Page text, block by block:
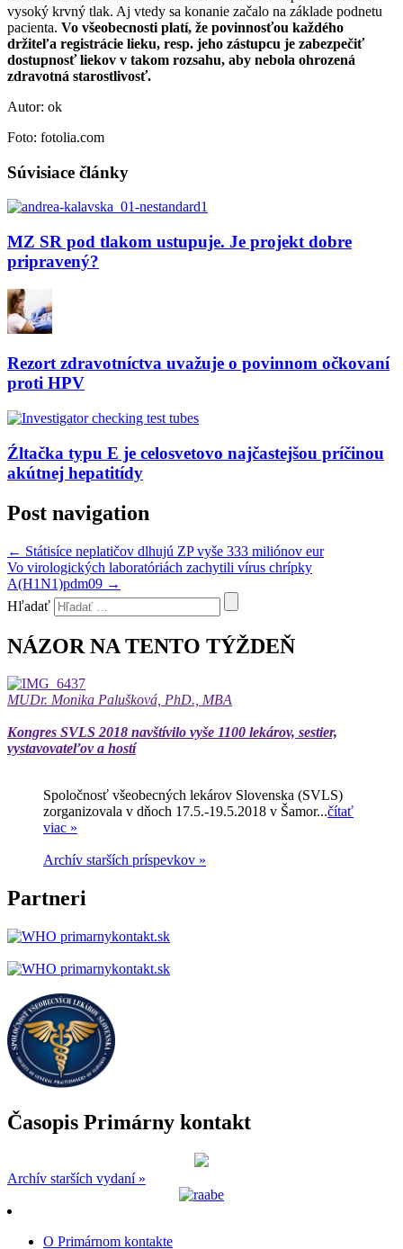
vysoký krvný tlak. Aj vtedy sa konanie začalo na základe podnetu
pacienta. Vo všeobecnosti platí, že povinnosťou každého
držiteľa registrácie lieku, resp. jeho zástupcu je zabezpečiť
dostupnosť liekov v takom rozsahu, aby nebola ohrozená
zdravotná starostlivosť.
Autor: ok
Foto: fotolia.com
Súvisiace články
MZ SR pod tlakom ustupuje. Je projekt dobre
pripravený?
Rezort zdravotníctva uvažuje o povinnom očkovaní
proti HPV
Źltačka typu E je celosvetovo najčastejšou príčinou
akútnej hepatitídy
Post navigation
← Státisíce neplatičov dlhujú ZP vyše 333 miliónov eur
Vo virologických laboratóriách zachytili vírus chrípky
A(H1N1)pdm09 →
Hľadať
NÁZOR NA TENTO TÝŽDEŇ
MUDr. Monika Palušková, PhD., MBA
Kongres SVLS 2018 navštívilo vyše 1100 lekárov, sestier,
vystavovateľov a hostí
Spoločnosť všeobecných lekárov Slovenska (SVLS)
zorganizovala v dňoch 17.5.-19.5.2018 v Šamor...čítať
viac »
Archív starších príspevkov »
Partneri
Časopis Primárny kontakt
Archív starších vydaní »
O Primárnom kontakte